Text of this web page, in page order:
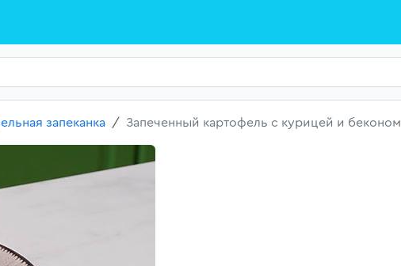
запеканка Запеченный картофель с курицей и беконом